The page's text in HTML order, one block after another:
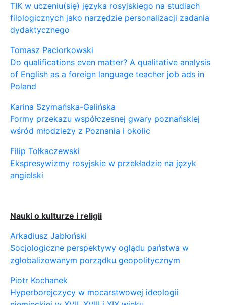
TIK w uczeniu(się) języka rosyjskiego na studiach
filologicznych jako narzędzie personalizacji zadania
dydaktycznego
Tomasz Paciorkowski
Do qualifications even matter? A qualitative analysis
of English as a foreign language teacher job ads in
Poland
Karina Szymańska-Galińska
Formy przekazu współczesnej gwary poznańskiej
wśród młodzieży z Poznania i okolic
Filip Tołkaczewski
Ekspresywizmy rosyjskie w przekładzie na język
angielski
Nauki o kulturze i religii
Arkadiusz Jabłoński
Socjologiczne perspektywy oglądu państwa w
zglobalizowanym porządku geopolitycznym
Piotr Kochanek
Hyperborejczycy w mocarstwowej ideologii